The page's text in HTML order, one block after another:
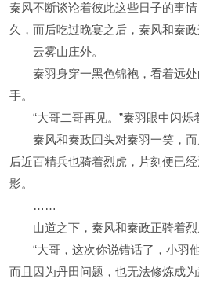
秦风不断谈论着彼此这些日子的事
久，而后吃过晚宴之后，秦风和秦政
云雾山庄外。
秦羽身穿一黑色锦袍，看着远处
手。
“大哥二哥再见。”秦羽眼中闪烁
秦风和秦政回头对秦羽一笑，而
后近百精兵也骑着烈虎，片刻便已
影。
……
山道之下，秦风和秦政正骑着烈
“大哥，这次你说错话了，小羽他
而且因为丹田问题，也无法修炼成为